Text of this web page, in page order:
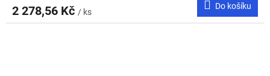
2 278,56 Kč / ks
Do košíku